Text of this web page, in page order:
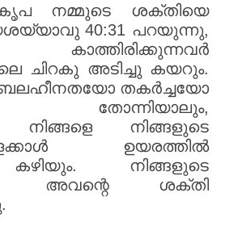
കൃപ നമ്മുടെ ശക്തിയെ
40:31 പറയുന്നു,
ചിറകു അടിച്ചു കയറും.
ബലഹീനതയോ തകർച്ചയോ
തോന്നിയാലും,
നിങ്ങളുടെ
ഉയരത്തിൽ
നിങ്ങളുടെ
അവന്റെ ശക്തി